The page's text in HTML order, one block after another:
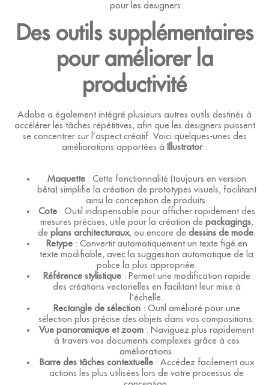
pour les designers.
Des outils supplémentaires
pour améliorer la
productivité
Adobe a également intégré plusieurs autres outils destinés à
accélérer les tâches répétitives, afin que les designers puissent
se concentrer sur l’aspect créatif. Voici quelques-unes des
améliorations apportées à
Illustrator:
Maquette: Cette fonctionnalité (toujours en version
bêta) simplifie la création de prototypes visuels, facilitant
ainsi la conception de produits.
Cote: Outil indispensable pour afficher rapidement des
mesures précises, utile pour la création de packagings,
de plans architecturaux, ou encore de dessins de mode.
Retype: Convertit automatiquement un texte figé en
texte modifiable, avec la suggestion automatique de la
police la plus appropriée.
Référence stylistique: Permet une modification rapide
des créations vectorielles en facilitant leur mise à
l’échelle.
Rectangle de sélection: Outil amélioré pour une
sélection plus précise des objets dans vos compositions.
Vue panoramique et zoom : Naviguez plus rapidement
à travers vos documents complexes grâce à ces
améliorations.
Barre des tâches contextuelle: Accédez facilement aux
actions les plus utilisées lors de votre processus de